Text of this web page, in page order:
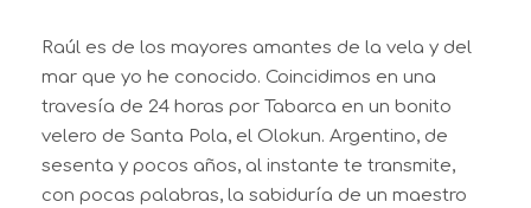
Raúl es de los mayores amantes de la vela y del
mar que yo he conocido. Coincidimos en una
travesía de 24 horas por Tabarca en un bonito
velero de Santa Pola, el Olokun. Argentino, de
sesenta y pocos años, al instante te transmite,
con pocas palabras, la sabiduría de un maestro